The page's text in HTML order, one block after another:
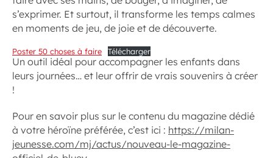
s’exprimer. Et surtout, il transforme les temps calmes
en moments de jeu, de joie et de découverte.
Poster 50 choses à faire Télécharger
Un outil idéal pour accompagner les enfants dans
leurs journées… et leur offrir de vrais souvenirs à créer
!
Pour en savoir plus sur le contenu du magazine dédié
à votre héroïne préférée, c’est ici : https://milan-
jeunesse.com/mj/actus/nouveau-le-magazine-